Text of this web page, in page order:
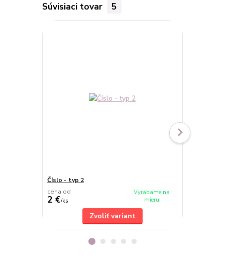
Súvisiaci tovar 5
Číslo - typ 2
cena od
2 €/ks
Vyrábame na
mieru
Zvoliť variant